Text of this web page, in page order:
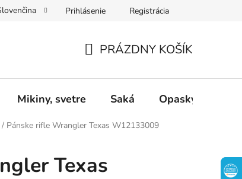
poukazy Dostupnost Obchodní podmínky
Prihlásenie Registrácia
KOŠÍK
PRÁZDNY KOŠÍK
Mikiny, svetre Saká Opasky
/ Pánske rifle Wrangler Texas W12133009
Texas